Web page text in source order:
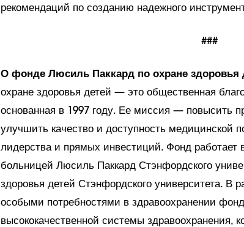
рекомендаций по созданию надежного
###
О фонде Люсиль Паккард по охране здоровья
охране здоровья детей — это общественная
основанная в 1997 году. Ее миссия — повысить
улучшить качество и доступность медицинской
лидерства и прямых инвестиций. Фонд работает
больницей Люсиль Паккард Стэнфордского
здоровья детей Стэнфордского университета. В
особыми потребностями в здравоохранении
высококачественной системы здравоохранения,